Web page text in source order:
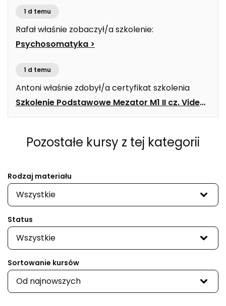
1 d temu
Rafałwłaśnie zobaczył/a szkolenie:
Psychosomatyka >
1 d temu
Antoniwłaśnie zdobył/a certyfikat szkolenia
Szkolenie Podstawowe Mezator M1 II cz. Video
>
Pozostałe kursy z tej kategorii
Rodzaj materiału
Wszystkie
Status
Wszystkie
Sortowanie kursów
Od najnowszych